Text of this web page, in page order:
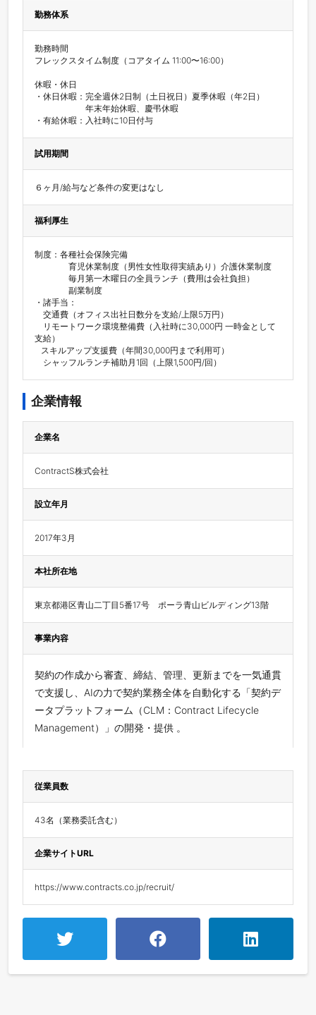
勤務体系
勤務時間
フレックスタイム制度（コアタイム 11:00〜16:00）
休暇・休日
・休日休暇：完全週休2日制（土日祝日）夏季休暇（年2日）
年末年始休暇、慶弔休暇
試用期間
６ヶ月/給与など条件の変更はなし
福利厚生
制度：各種社会保険完備
育児休業制度（男性女性取得実績あり）介護休業制度
毎月第一木曜日の全員ランチ（費用は会社負担）
副業制度
・諸手当：
交通費（オフィス出社日数分を支給/上限5万円）
リモートワーク環境整備費（入社時に30,000円 一時金として
支給）
シャッフルランチ補助月1回（上限1,500円/回）
企業情報
企業名
ContractS株式会社
設立年月
2017年3月
本社所在地
東京都港区青山二丁目5番17号　ポーラ青山ビルディング13階
事業内容
契約の作成から審査、締結、管理、更新までを一気通貫
で支援し、AIの力で契約業務全体を自動化する「契約デ
ータプラットフォーム（CLM：Contract Lifecycle
Management）」の開発・提供 。
従業員数
43名（業務委託含む）
企業サイトURL
https://www.contracts.co.jp/recruit/